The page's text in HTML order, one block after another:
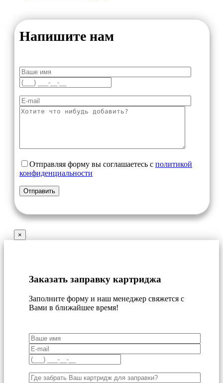
Напишите нам
Отправляя форму вы соглашаетесь с политикой
конфиденциальности
×
Заказать заправку картриджа
Заполните форму и наш менеджер свяжется с
Вами в ближайшее время!